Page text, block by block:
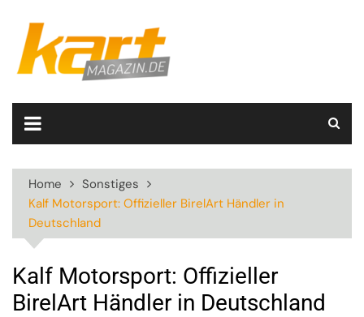
content
Home
Sonstiges
Kalf Motorsport: Offizieller BirelArt Händler in
Deutschland
Kalf Motorsport: Offizieller
BirelArt Händler in Deutschland